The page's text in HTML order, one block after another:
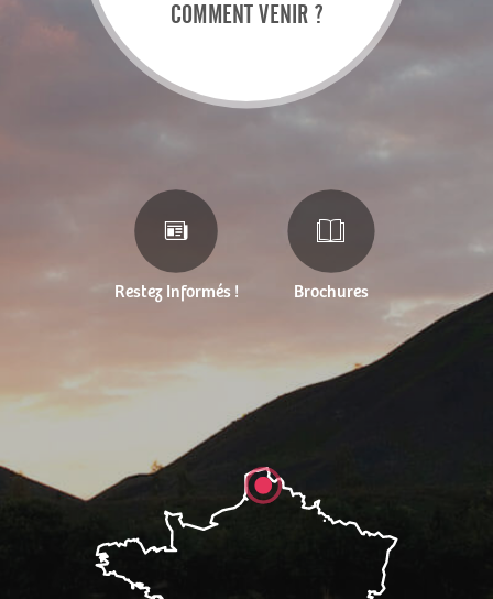
COMMENT VENIR ?
Restez Informés ! Brochures